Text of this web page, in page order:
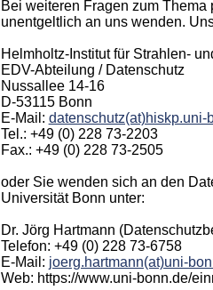
Bei weiteren Fragen zum
unentgeltlich an uns wenden.
Helmholtz-Institut für Strahlen-
EDV-Abteilung / Datenschutz
Nussallee 14-16
D-53115 Bonn
E-Mail: datenschutz(at)hiskp.uni-
Tel.: +49 (0) 228 73-2203
Fax.: +49 (0) 228 73-2505
oder Sie wenden sich an den
Universität Bonn unter:
Dr. Jörg Hartmann
Telefon: +49 (0) 228 73-6758
E-Mail: joerg.hartmann(at)uni-
Web: https://www.uni-bonn.de/